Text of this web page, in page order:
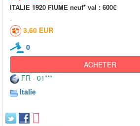
ITALIE 1920 FIUME neuf* val : 600€
3,60 EUR
0
ACHETER
FR - 01***
Italie